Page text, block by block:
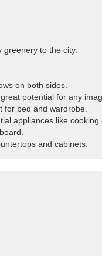
to the city.
on both sides.
potential for any
for bed and wardrobe.
appliances like cooking
and cabinets.